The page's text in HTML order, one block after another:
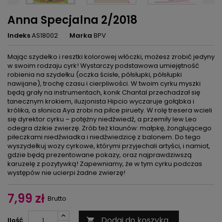
Anna Specjalna 2/2018
IndeksAS18002 Marka BPV
Mając szydełko i resztki kolorowej włóczki, możesz zrobić jedyny
w swoim rodzaju cyrk! Wystarczy podstawowa umiejętność
robienia na szydełku (oczka ścisłe, półsłupki, półsłupki
nawijane), trochę czasu i cierpliwości. W twoim cyrku myszki
będą grały na instrumentach, konik Chantal przechadzał się
tanecznym krokiem, iluzjonista Hipcio wyczaruje gołąbka i
królika, a słonica Aya zrobi na piłce piruety. W rolę tresera wcieli
się dyrektor cyrku – potężny niedźwiedź, a przemiły lew Leo
odegra dzikie zwierzę. Zrób też klaunów: małpkę, żonglującego
piłeczkami niedźwiadka i niedźwiedzicę z balonem. Do tego
wyszydełkuj wozy cyrkowe, którymi przyjechali artyści, i namiot,
gdzie będą prezentowane pokazy, oraz najprawdziwszą
karuzelę z pozytywką! Zapewniamy, że w tym cyrku podczas
występów nie ucierpi żadne zwierzę!
7,99 zł Brutto